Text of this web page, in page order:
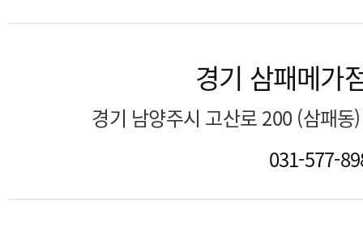
경기 삼패메
경기 남양주시 고산로 200 (삼패
031-577-